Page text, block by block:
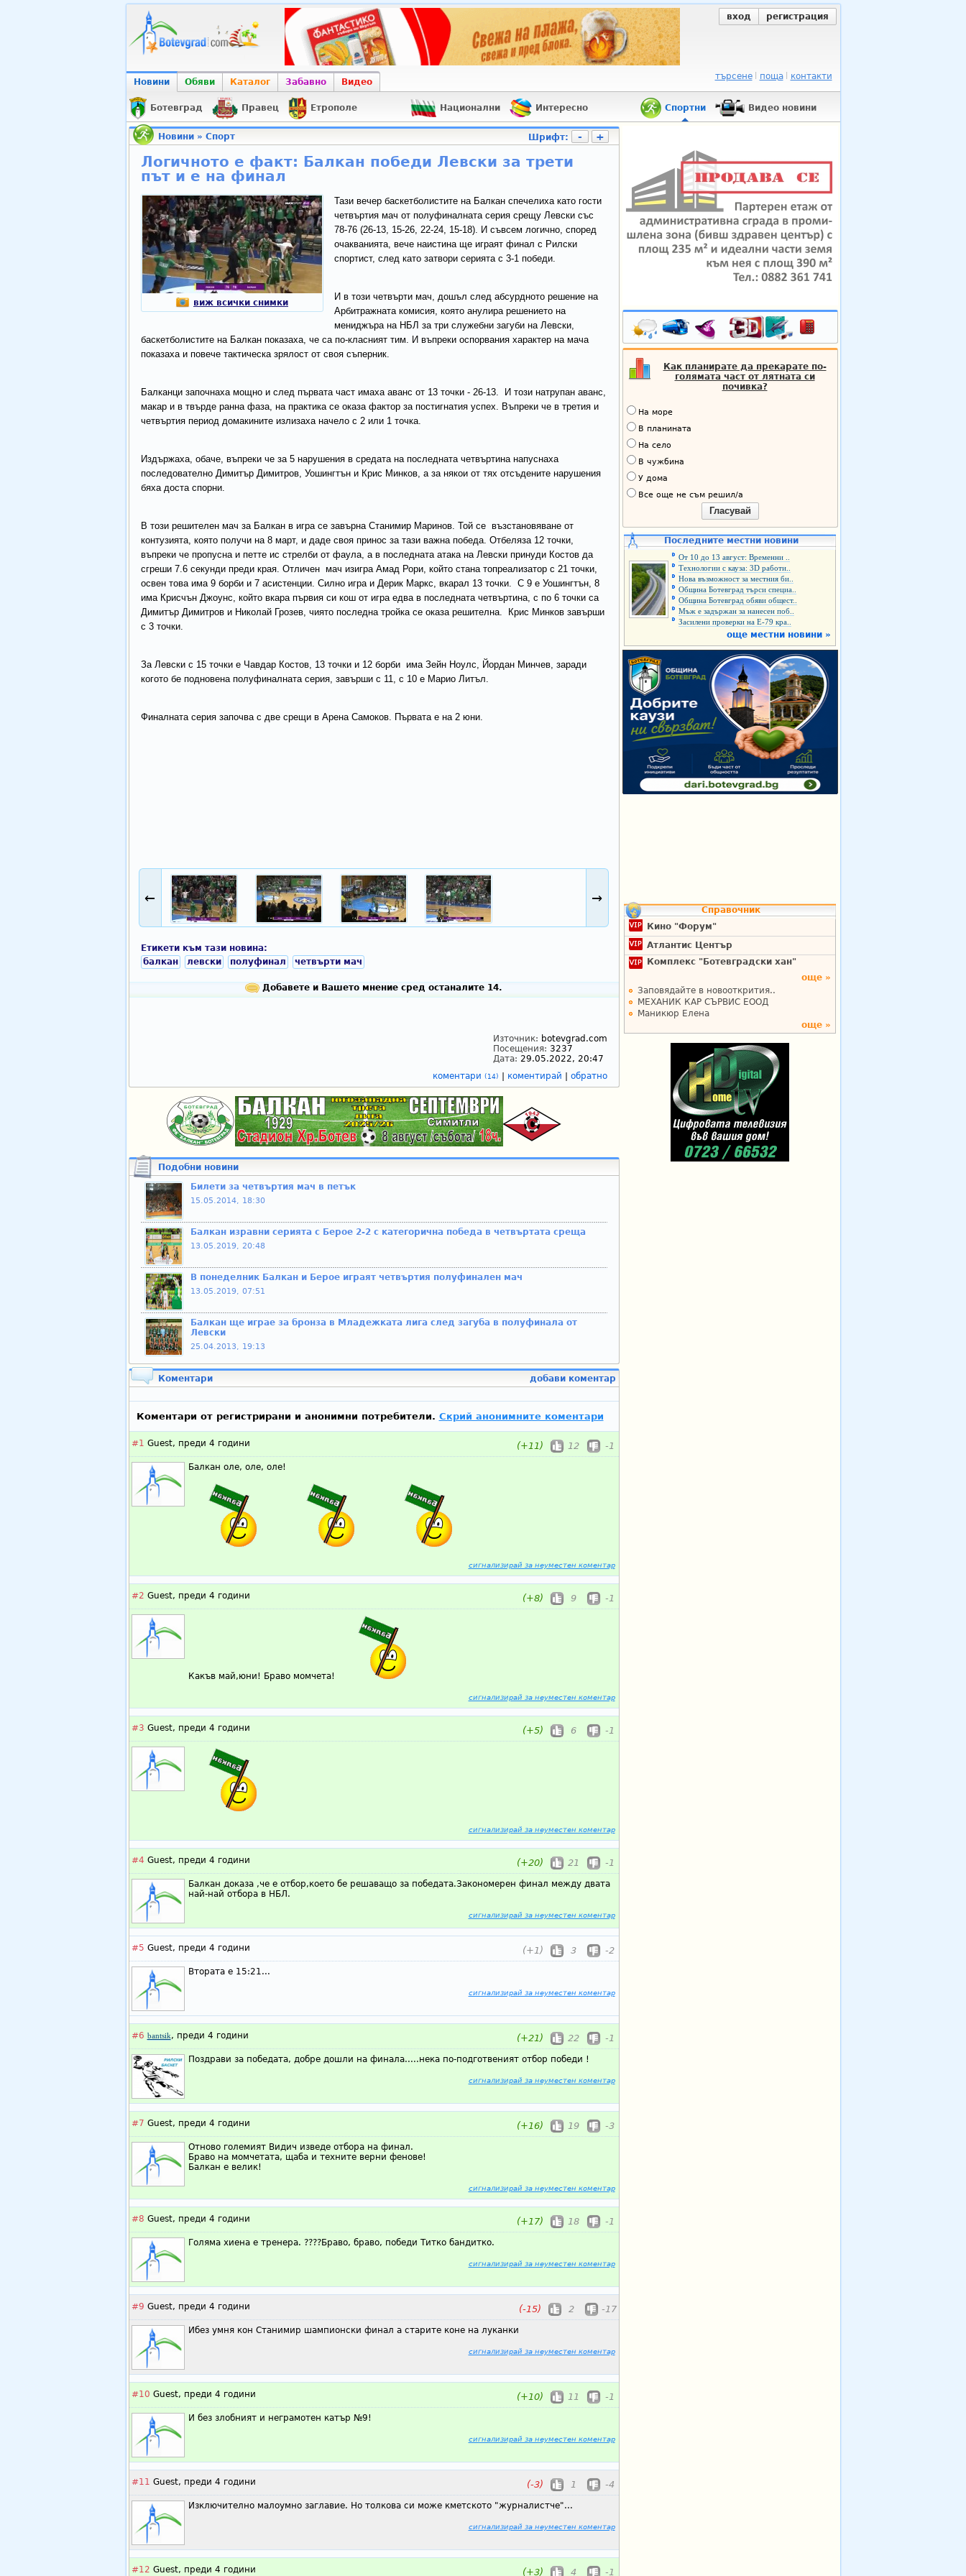
вход регистрация
Новини Обяви Каталог Забавно Видео
търсене поща контакти
Ботевград Правец Етрополе Национални Интересно Спортни Видео новини
Новини» Спорт Шрифт: - +
Логичното е факт: Балкан победи Левски за трети
път и е на финал
виж всички снимки
Тази вечер баскетболистите на Балкан спечелиха като гости
четвъртия мач от полуфиналната серия срещу Левски със
78-76 (26-13, 15-26, 22-24, 15-18). И съвсем логично, според
очакванията, вече наистина ще играят финал с Рилски
спортист, след като затвори серията с 3-1 победи.
И в този четвърти мач, дошъл след абсурдното решение на
Арбитражната комисия, която анулира решението на
мениджъра на НБЛ за три служебни загуби на Левски,
баскетболистите на Балкан показаха, че са по-класният тим. И въпреки оспорвания характер на мача
показаха и повече тактическа зрялост от своя съперник.
Балканци започнаха мощно и след първата част имаха аванс от 13 точки - 26-13. И този натрупан аванс,
макар и в твърде ранна фаза, на практика се оказа фактор за постигнатия успех. Въпреки че в третия и
четвъртия период домакините излизаха начело с 2 или 1 точка.
Издържаха, обаче, въпреки че за 5 нарушения в средата на последната четвъртина напуснаха
последователно Димитър Димитров, Уошингтън и Крис Минков, а за някои от тях отсъдените нарушения
бяха доста спорни.
В този решителен мач за Балкан в игра се завърна Станимир Маринов. Той се възстановяване от
контузията, която получи на 8 март, и даде своя принос за тази важна победа. Отбеляза 12 точки,
въпреки че пропусна и петте ис стрелби от фаула, а в последната атака на Левски принуди Костов да
сгреши 7.6 секунди преди края. Отличен мач изигра Амад Рори, който стана топреализатор с 21 точки,
освен това има 9 борби и 7 асистенции. Силно игра и Дерик Маркс, вкарал 13 точки. С 9 е Уошингтън, 8
има Крисчън Джоунс, който вкара първия си кош от игра едва в последната четвъртина, с по 6 точки са
Димитър Димитров и Николай Грозев, чиято последна тройка се оказа решителна. Крис Минков завърши
с 3 точки.
За Левски с 15 точки е Чавдар Костов, 13 точки и 12 борби има Зейн Ноулс, Йордан Минчев, заради
когото бе подновена полуфиналната серия, завърши с 11, с 10 е Марио Литъл.
Финалната серия започва с две срещи в Арена Самоков. Първата е на 2 юни.
← →
Етикети към тази новина:
балкан
левски полуфинал четвърти мач
Добавете и Вашето мнение сред останалите 14.
Източник: botevgrad.com
Посещения: 3237
Дата: 29.05.2022, 20:47
коментари (14) коментирай обратно
Подобни новини
Билети за четвъртия мач в петък
15.05.2014, 18:30
Балкан изравни серията с Берое 2-2 с категорична победа в четвъртата среща
13.05.2019, 20:48
В понеделник Балкан и Берое играят четвъртия полуфинален мач
13.05.2019, 07:51
Балкан ще играе за бронза в Младежката лига след загуба в полуфинала от
Левски
25.04.2013, 19:13
Коментари добави коментар
Коментари от регистрирани и анонимни потребители. Скрий анонимните коментари
#1 Guest, преди 4 години (+11) 12 -1
Балкан оле, оле, оле!
сигнализирай за неуместен коментар
#2 Guest, преди 4 години (+8) 9 -1
Какъв май,юни! Браво момчета!
сигнализирай за неуместен коментар
#3 Guest, преди 4 години (+5) 6 -1
сигнализирай за неуместен коментар
#4 Guest, преди 4 години (+20) 21 -1
Балкан доказа ,че е отбор,което бе решаващо за победата.Закономерен финал между двата
най-най отбора в НБЛ.
сигнализирай за неуместен коментар
#5 Guest, преди 4 години (+1) 3 -2
Втората е 15:21...
сигнализирай за неуместен коментар
#6 bantsik, преди 4 години (+21) 22 -1
Поздрави за победата, добре дошли на финала.....нека по-подготвеният отбор победи !
сигнализирай за неуместен коментар
#7 Guest, преди 4 години (+16) 19 -3
Отново големият Видич изведе отбора на финал.
Браво на момчетата, щаба и техните верни фенове!
Балкан е велик!
сигнализирай за неуместен коментар
#8 Guest, преди 4 години (+17) 18 -1
Голяма хиена е тренера. ????Браво, браво, победи Титко бандитко.
сигнализирай за неуместен коментар
#9 Guest, преди 4 години (-15) 2 -17
Ибез умня кон Станимир шампионски финал а старите коне на луканки
сигнализирай за неуместен коментар
#10 Guest, преди 4 години (+10) 11 -1
И без злобният и неграмотен катър №9!
сигнализирай за неуместен коментар
#11 Guest, преди 4 години (-3) 1 -4
Изключително малоумно заглавие. Но толкова си може кметското "журналистче"...
сигнализирай за неуместен коментар
#12 Guest, преди 4 години (+3) 4 -1
Как планирате да прекарате по-
голямата част от лятната си
почивка?
На море
В планината
На село
В чужбина
У дома
Все още не съм решил/а
Гласувай
Последните местни новини
От 10 до 13 август: Временни ..
Технологии с кауза: 3D работи..
Нова възможност за местния би..
Община Ботевград търси специа..
Община Ботевград обяви общест..
Мъж е задържан за нанесен поб..
Засилени проверки на Е-79 кра..
още местни новини »
Справочник
Кино "Форум"
Атлантис Център
Комплекс "Ботевградски хан"
още »
Заповядайте в новооткрития..
МЕХАНИК КАР СЪРВИС ЕООД
Маникюр Елена
още »